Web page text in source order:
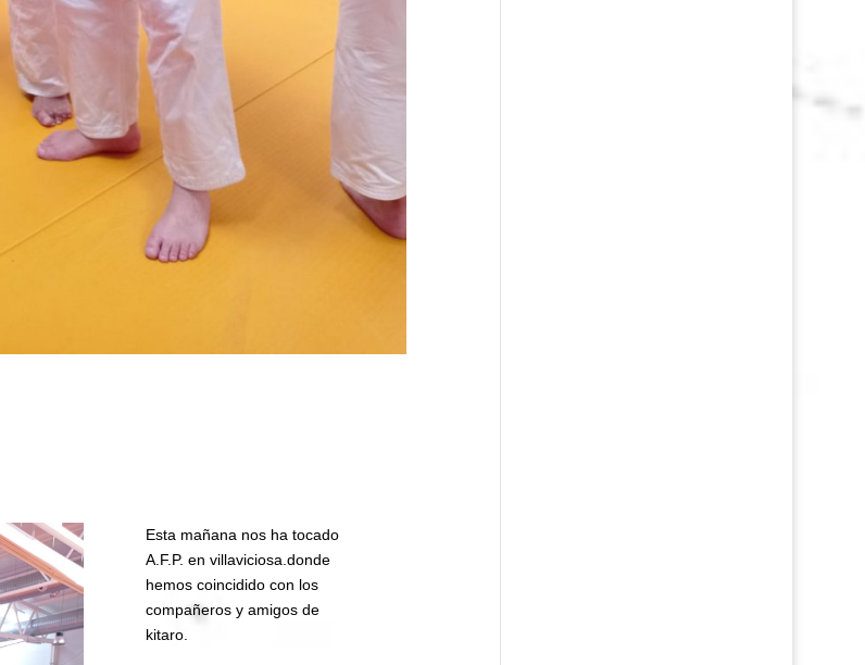
Esta mañana nos ha tocado
A.F.P. en villaviciosa.donde
hemos coincidido con los
compañeros y amigos de
kitaro.